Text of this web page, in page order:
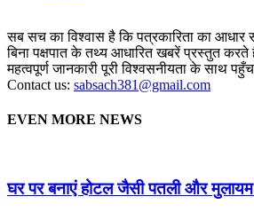
सब सच का विश्वास है कि पत्रकारिता का आधार
बिना पक्षपात के तथ्य आधारित खबरें प्रस्तुत करते
महत्वपूर्ण जानकारी पूरी विश्वसनीयता के साथ
Contact us: sabsach381@gmail.com
EVEN MORE NEWS
घर पर बनाएं होटल जैसी पतली और मुलायम